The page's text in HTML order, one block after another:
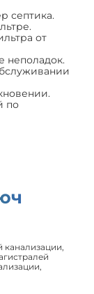
септика.
от
неполадок.
по
канализации,